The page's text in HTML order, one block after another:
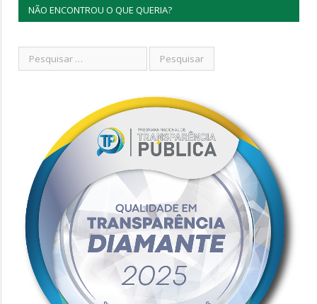
NÃO ENCONTROU O QUE QUERIA?